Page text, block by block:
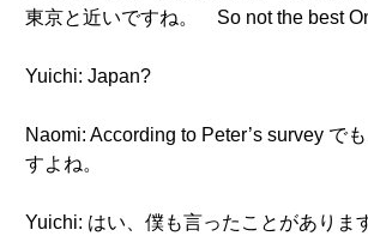
東京と近いですね。 So not the best
Yuichi: Japan?
Naomi: According to Peter’s survey で
すよね。
Yuichi: はい、僕も言ったことがありま